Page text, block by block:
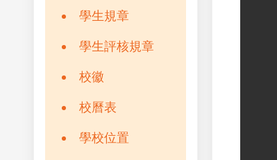
學生規章
學生評核規章
校徽
校曆表
學校位置